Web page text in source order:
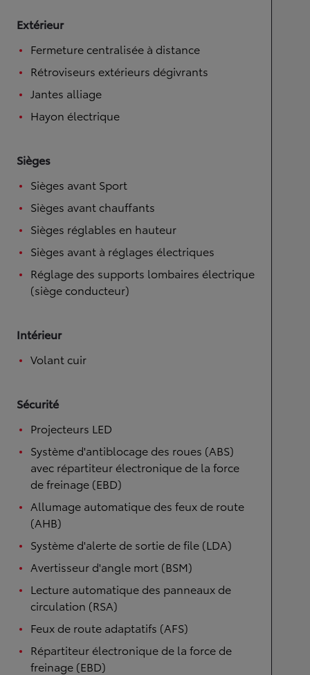
Extérieur
Fermeture centralisée à distance
Rétroviseurs extérieurs dégivrants
Jantes alliage
Hayon électrique
Sièges
Sièges avant Sport
Sièges avant chauffants
Sièges réglables en hauteur
Sièges avant à réglages électriques
Réglage des supports lombaires électrique
(siège conducteur)
Intérieur
Volant cuir
Sécurité
Projecteurs LED
Système d'antiblocage des roues (ABS)
avec répartiteur électronique de la force
de freinage (EBD)
Allumage automatique des feux de route
(AHB)
Système d'alerte de sortie de file (LDA)
Avertisseur d'angle mort (BSM)
Lecture automatique des panneaux de
circulation (RSA)
Feux de route adaptatifs (AFS)
Répartiteur électronique de la force de
freinage (EBD)